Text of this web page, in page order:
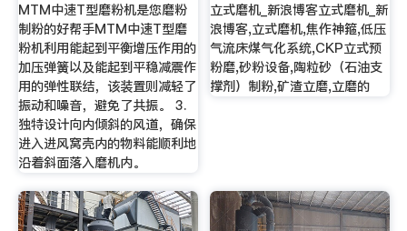
MTM中速T型磨粉机是您磨粉
制粉的好帮手MTM中速T型磨
粉机利用能起到平衡增压作用的
加压弹簧以及能起到平稳减震作
用的弹性联结，该装置则减轻了
振动和噪音，避免了共振。 3.
独特设计向内倾斜的风道，确保
进入进风窝壳内的物料能顺利地
沿着斜面落入磨机内。
立式磨机_新浪博客立式磨机_新
浪博客,立式磨机,焦作神箍,低压
气流床煤气化系统,CKP立式预
粉磨,砂粉设备,陶粒砂（石油支
撑剂）制粉,矿渣立磨,立磨的